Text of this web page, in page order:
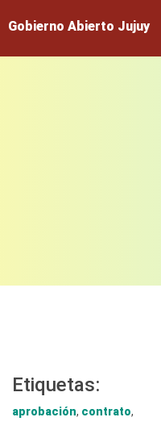
Gobierno Abierto Jujuy
Etiquetas:
aprobación, contrato,